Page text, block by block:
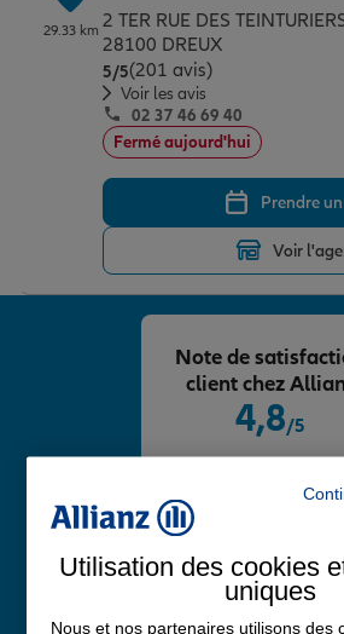
29.33 km 2 TER RUE DES
28100 DREUX
5/5Note de 5 sur 5
(201 avis)
Voir les avis
02 37 46 69 40
Fermé aujourd'hui
Prendre
Voir
4,8/5
Note de
client chez
Utilisation des cookies
uniques
Nous et nos partenaires utilisons des